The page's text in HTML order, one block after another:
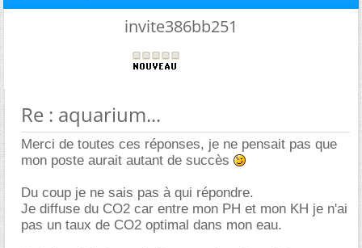
invite386bb251
Re : aquarium...
Merci de toutes ces réponses, je ne pensait pas que
mon poste aurait autant de succès
Du coup je ne sais pas à qui répondre.
Je diffuse du CO2 car entre mon PH et mon KH je n'ai
pas un taux de CO2 optimal dans mon eau.